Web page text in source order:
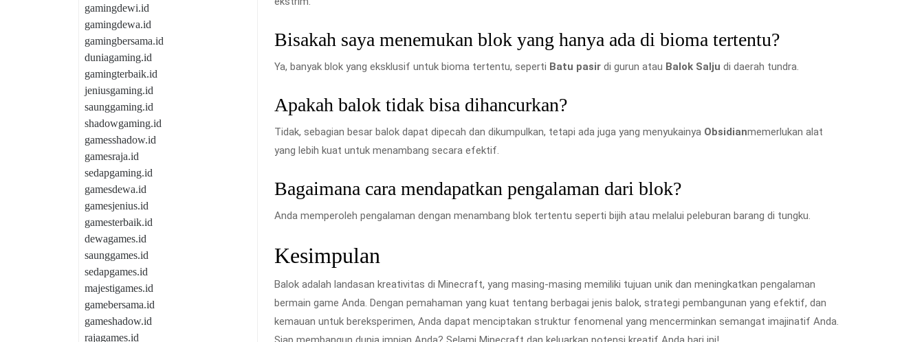
gamingdewi.id
gamingdewa.id
gamingbersama.id
duniagaming.id
gamingterbaik.id
jeniusgaming.id
saunggaming.id
shadowgaming.id
gamesshadow.id
gamesraja.id
sedapgaming.id
gamesdewa.id
gamesjenius.id
gamesterbaik.id
dewagames.id
saunggames.id
sedapgames.id
majestigames.id
gamebersama.id
gameshadow.id
rajagames.id
Bisakah saya menemukan blok yang hanya ada di bioma tertentu?
Ya, banyak blok yang eksklusif untuk bioma tertentu, seperti Batu pasir di gurun atau Balok Salju di daerah tundra.
Apakah balok tidak bisa dihancurkan?
Tidak, sebagian besar balok dapat dipecah dan dikumpulkan, tetapi ada juga yang menyukainya Obsidianmemerlukan alat
yang lebih kuat untuk menambang secara efektif.
Bagaimana cara mendapatkan pengalaman dari blok?
Anda memperoleh pengalaman dengan menambang blok tertentu seperti bijih atau melalui peleburan barang di tungku.
Kesimpulan
Balok adalah landasan kreativitas di Minecraft, yang masing-masing memiliki tujuan unik dan meningkatkan pengalaman
bermain game Anda. Dengan pemahaman yang kuat tentang berbagai jenis balok, strategi pembangunan yang efektif, dan
kemauan untuk bereksperimen, Anda dapat menciptakan struktur fenomenal yang mencerminkan semangat imajinatif Anda.